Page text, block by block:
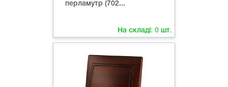
перламутр (702...
На складі: 0 шт.